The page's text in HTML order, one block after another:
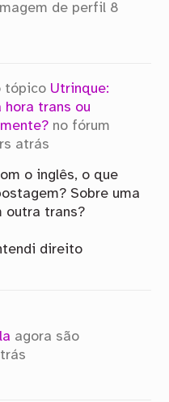
de perfil 8
tópico Utrinque:
hora trans ou
no fórum
atrás
o inglês, o que
Sobre uma
outra trans?
direito
agora são